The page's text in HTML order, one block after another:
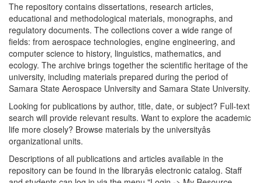
The repository contains dissertations, research articles,
educational and methodological materials, monographs, and
regulatory documents. The collections cover a wide range of
fields: from aerospace technologies, engine engineering, and
computer science to history, linguistics, mathematics, and
ecology. The archive brings together the scientific heritage of the
university, including materials prepared during the period of
Samara State Aerospace University and Samara State University.
Looking for publications by author, title, date, or subject? Full-text
search will provide relevant results. Want to explore the academic
life more closely? Browse materials by the universityâs
organizational units.
Descriptions of all publications and articles available in the
repository can be found in the libraryâs electronic catalog. Staff